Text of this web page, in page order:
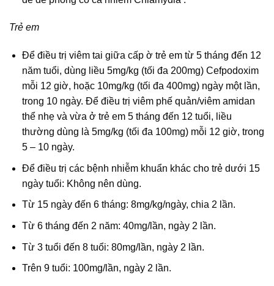
Trẻ em
Để điều trị viêm tai giữa cấp ờ trẻ em từ 5 tháng đến 12
năm tuổi, dùng liều 5mg/kg (tối đa 200mg) Cefpodoxim
mỗi 12 giờ, hoặc 10mg/kg (tối đa 400mg) ngày một lần,
trong 10 ngày. Để điều trị viêm phế quản/viêm amidan
thể nhẹ và vừa ở trẻ em 5 tháng đến 12 tuổi, liều
thường dùng là 5mg/kg (tối đa 100mg) mỗi 12 giờ, trong
5 – 10 ngày.
Để điều trị các bệnh nhiễm khuẩn khác cho trẻ dưới 15
ngày tuổi: Không nên dùng.
Từ 15 ngày đến 6 tháng: 8mg/kg/ngày, chia 2 lần.
Từ 6 tháng đến 2 năm: 40mg/lần, ngày 2 lần.
Từ 3 tuổi đến 8 tuổi: 80mg/lần, ngày 2 lần.
Trên 9 tuổi: 100mg/lần, ngày 2 lần.